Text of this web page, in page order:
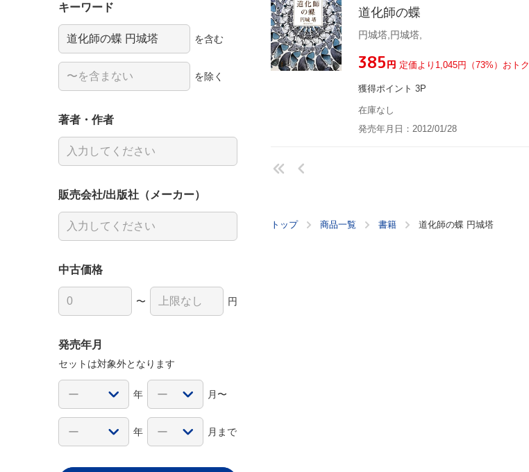
道化師の蝶
円城塔,円城塔,
¥385円 定価より1,045円（73%）おトク
獲得ポイント 3P
在庫なし
発売年月日：2012/01/28
トップ 商品一覧 書籍 道化師の蝶 円城塔
キーワード
を含む
を除く
著者・作者
販売会社/出版社（メーカー）
中古価格
〜 円
発売年月
セットは対象外となります
年 月〜
年 月まで